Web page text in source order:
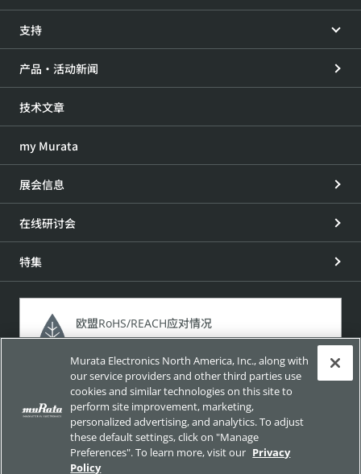
支持
产品・活动新闻
技术文章
my Murata
展会信息
在线研讨会
特集
欧盟RoHS/REACH应对情况
介绍产品所含化学物质的法规法令 以及本公司应对这些法规
法令的情况。
社交媒体运营方针
Murata Electronics North America, Inc., along with
our service providers and other third parties use
cookies and similar technologies on this site to
perform site improvement, marketing,
personalized advertising, and analytics. To adjust
these default settings, click on "Manage
Preferences". To learn more, visit our Privacy
Policy